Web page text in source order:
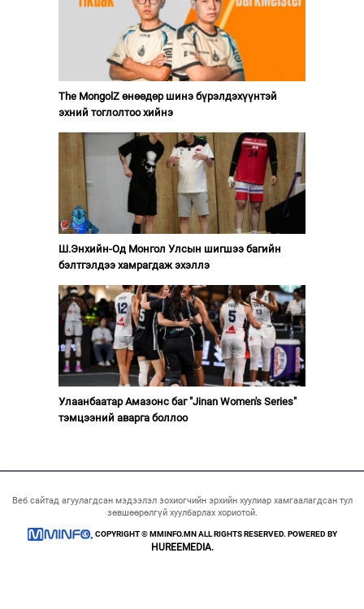
The MongolZ өнөөдөр шинэ бүрэлдэхүүнтэй
эхний тоглолтоо хийнэ
Ш.Энхийн-Од Монгол Улсын шигшээ багийн
бэлтгэлдээ хамрагдаж эхэллэ
Улаанбаатар Амазонс баг "Jinan Women's Series"
тэмцээний аварга боллоо
Веб сайтад агуулагдсан мэдээлэл зохиогчийн эрхийн хуулиар хамгаалагдсан тул
зөвшөөрөлгүй хуулбарлах хориотой.
COPYRIGHT © MMINFO.MN ALL RIGHTS RESERVED. POWERED BY
HUREEMEDIA.